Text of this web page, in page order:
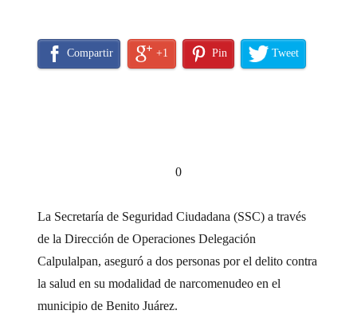
Compartir +1 Pin Tweet
0
La Secretaría de Seguridad Ciudadana (SSC) a través
de la Dirección de Operaciones Delegación
Calpulalpan, aseguró a dos personas por el delito contra
la salud en su modalidad de narcomenudeo en el
municipio de Benito Juárez.